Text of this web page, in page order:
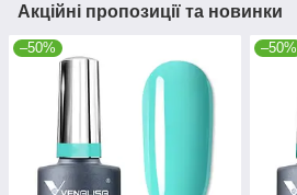
Акційні пропозиції та новинки
–50% –50%